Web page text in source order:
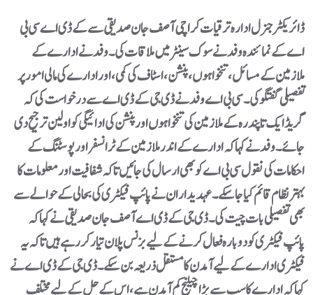
ڈائریکٹر جنرل ادارہ ترقیا ت کراچی آصف جان صدیقی سے کے ڈی اے سی بی
اے کے نمائندہ وفد نے سوک سینٹر میں ملاقات کی۔وفد نے ادارے کے
ملازمین کے مسائل، تنخواہوں، پنشن، اسٹاف کی کمی، اور ادارے کی مالی امور پر
تفصیلی گفتگو کی۔سی بی اے وفد نے ڈی جی کے ڈی اے سے درخواست کی کہ
گریڈ ایک تا پندرہ کے ملازمین کی تنخواہوں اور پنشن کی ادائیگی کو اولین ترجیح دی
جائے۔وفد نے کہا کہ ادارے کے اندر ملازمین کے ٹرانسفر اور پوسٹنگ کے
احکامات کی نقول سی بی اے کو بھی ارسال کی جائیں تاکہ شفافیت اور معلومات کا
بہتر نظام قائم کیا جا سکے۔عہدیداران نے پائپ فیکٹری کی بحالی کے حوالے سے
بھی تفصیلی بات چیت کی۔ ڈی جی کے ڈی اے آصف جان صدیقی نے کہا کہ
پائپ فیکٹری کو دوبارہ فعال کرنے کے لیے بزنس پلان تیار کر رہے ہیں تاکہ یہ
فیکٹری ادارے کے لیے آمدن کا مستقل ذریعہ بن سکے۔ڈی جی کے ڈی اے نے
کہا کہ ادارے کا سب سے بڑا چیلنج کم آمدن ہے، اس کے حل کے لیے مختلف